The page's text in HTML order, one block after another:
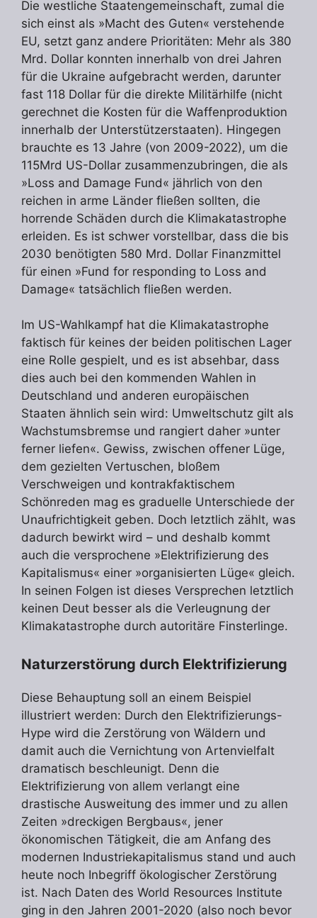
Die westliche Staatengemeinschaft, zumal die
sich einst als »Macht des Guten« verstehende
EU, setzt ganz andere Prioritäten: Mehr als 380
Mrd. Dollar konnten innerhalb von drei Jahren
für die Ukraine aufgebracht werden, darunter
fast 118 Dollar für die direkte Militärhilfe (nicht
gerechnet die Kosten für die Waffenproduktion
innerhalb der Unterstützerstaaten). Hingegen
brauchte es 13 Jahre (von 2009-2022), um die
115Mrd US-Dollar zusammenzubringen, die als
»Loss and Damage Fund« jährlich von den
reichen in arme Länder fließen sollten, die
horrende Schäden durch die Klimakatastrophe
erleiden. Es ist schwer vorstellbar, dass die bis
2030 benötigten 580 Mrd. Dollar Finanzmittel
für einen »Fund for responding to Loss and
Damage« tatsächlich fließen werden.
Im US-Wahlkampf hat die Klimakatastrophe
faktisch für keines der beiden politischen Lager
eine Rolle gespielt, und es ist absehbar, dass
dies auch bei den kommenden Wahlen in
Deutschland und anderen europäischen
Staaten ähnlich sein wird: Umweltschutz gilt als
Wachstumsbremse und rangiert daher »unter
ferner liefen«. Gewiss, zwischen offener Lüge,
dem gezielten Vertuschen, bloßem
Verschweigen und kontrakfaktischem
Schönreden mag es graduelle Unterschiede der
Unaufrichtigkeit geben. Doch letztlich zählt, was
dadurch bewirkt wird – und deshalb kommt
auch die versprochene »Elektrifizierung des
Kapitalismus« einer »organisierten Lüge« gleich.
In seinen Folgen ist dieses Versprechen letztlich
keinen Deut besser als die Verleugnung der
Klimakatastrophe durch autoritäre Finsterlinge.
Naturzerstörung durch Elektrifizierung
Diese Behauptung soll an einem Beispiel
illustriert werden: Durch den Elektrifizierungs-
Hype wird die Zerstörung von Wäldern und
damit auch die Vernichtung von Artenvielfalt
dramatisch beschleunigt. Denn die
Elektrifizierung von allem verlangt eine
drastische Ausweitung des immer und zu allen
Zeiten »dreckigen Bergbaus«, jener
ökonomischen Tätigkeit, die am Anfang des
modernen Industriekapitalismus stand und auch
heute noch Inbegriff ökologischer Zerstörung
ist. Nach Daten des World Resources Institute
ging in den Jahren 2001-2020 (also noch bevor